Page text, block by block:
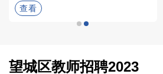
查看
望城区教师招聘2023